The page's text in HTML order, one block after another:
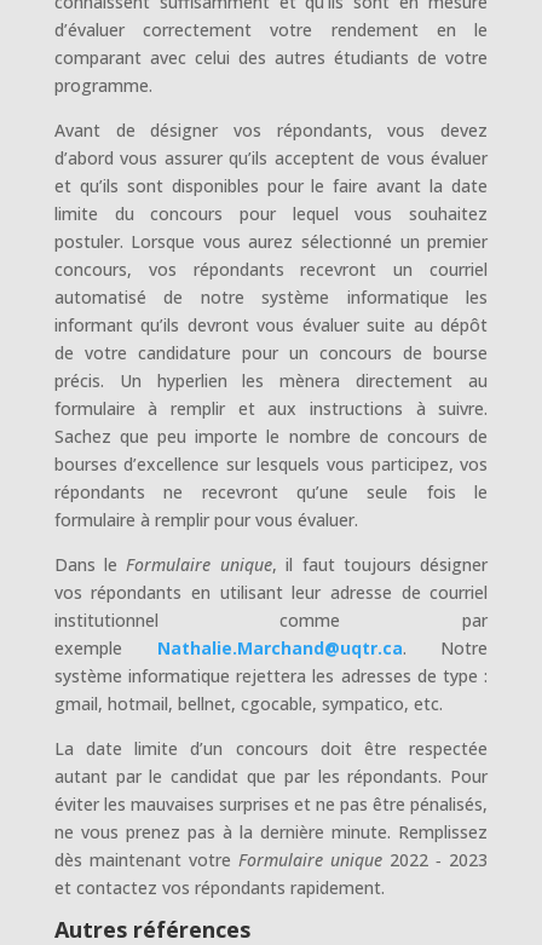
d’évaluer correctement votre rendement en le
comparant avec celui des autres étudiants de votre
programme.
Avant de désigner vos répondants, vous devez
d’abord vous assurer qu’ils acceptent de vous évaluer
et qu’ils sont disponibles pour le faire avant la date
limite du concours pour lequel vous souhaitez
postuler. Lorsque vous aurez sélectionné un premier
concours, vos répondants recevront un courriel
automatisé de notre système informatique les
informant qu’ils devront vous évaluer suite au dépôt
de votre candidature pour un concours de bourse
précis. Un hyperlien les mènera directement au
formulaire à remplir et aux instructions à suivre.
Sachez que peu importe le nombre de concours de
bourses d’excellence sur lesquels vous participez, vos
répondants ne recevront qu’une seule fois le
formulaire à remplir pour vous évaluer.
Dans le Formulaire unique, il faut toujours désigner
vos répondants en utilisant leur adresse de courriel
institutionnel comme par
exemple Nathalie.Marchand@uqtr.ca. Notre
système informatique rejettera les adresses de type :
gmail, hotmail, bellnet, cgocable, sympatico, etc.
La date limite d’un concours doit être respectée
autant par le candidat que par les répondants. Pour
éviter les mauvaises surprises et ne pas être pénalisés,
ne vous prenez pas à la dernière minute. Remplissez
dès maintenant votre Formulaire unique 2022 ‑ 2023
et contactez vos répondants rapidement.
Autres références